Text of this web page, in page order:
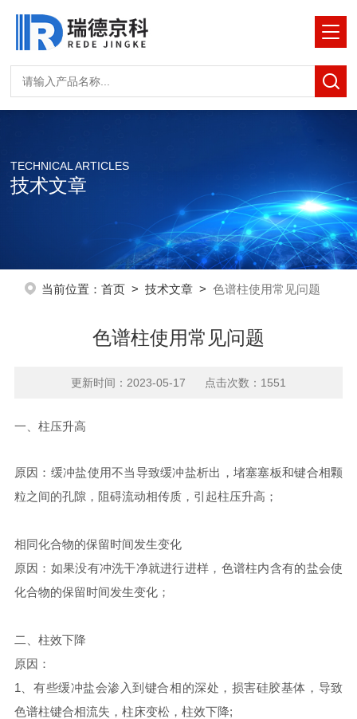
TECHNICAL ARTICLES
技术文章
当前位置： 首页> 技术文章> 色谱柱使用常见问题
色谱柱使用常见问题
更新时间：2023-05-17 点击次数：1551
一、柱压升高
原因：缓冲盐使用不当导致缓冲盐析出，堵塞塞板和键合相颗
粒之间的孔隙，阻碍流动相传质，引起柱压升高；
相同化合物的保留时间发生变化
原因：如果没有冲洗干净就进行进样，色谱柱内含有的盐会使
化合物的保留时间发生变化；
二、柱效下降
原因：
1、有些缓冲盐会渗入到键合相的深处，损害硅胶基体，导致
色谱柱键合相流失，柱床变松，柱效下降;